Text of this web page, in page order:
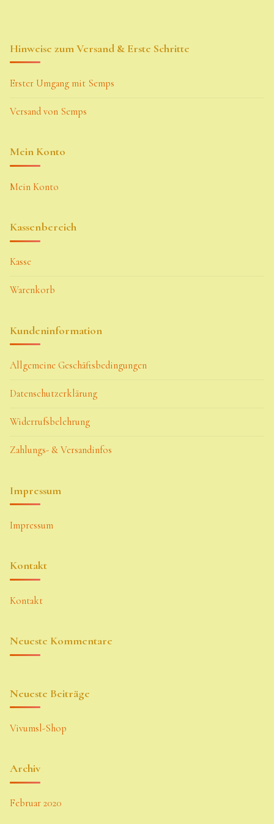
Hinweise zum Versand & Erste Schritte
Erster Umgang mit Semps
Versand von Semps
Mein Konto
Mein Konto
Kassenbereich
Kasse
Warenkorb
Kundeninformation
Allgemeine Geschäftsbedingungen
Datenschutzerklärung
Widerrufsbelehrung
Zahlungs- & Versandinfos
Impressum
Impressum
Kontakt
Kontakt
Neueste Kommentare
Neueste Beiträge
Vivumsl-Shop
Archiv
Februar 2020